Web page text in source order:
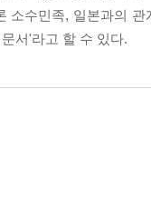
소수민족, 일본과의
서'라고 할 수 있다.